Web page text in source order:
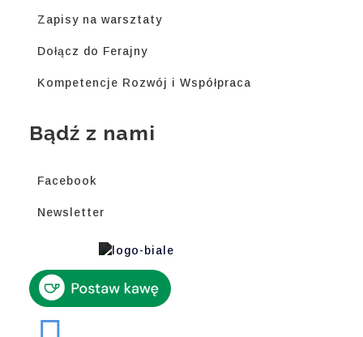
Zapisy na warsztaty
Dołącz do Ferajny
Kompetencje Rozwój i Współpraca
Bądź z nami
Facebook
Newsletter